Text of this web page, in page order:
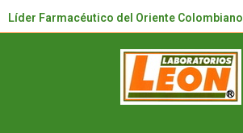
Líder Farmacéutico del Oriente Colombiano